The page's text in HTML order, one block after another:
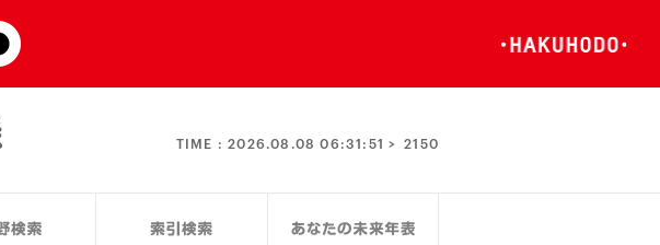
TIME :2026.08.08 06:31:51 > 2150